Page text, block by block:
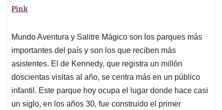
Pink
Mundo Aventura y Salitre Mágico son los parques más
importantes del país y son los que reciben más
asistentes. El de Kennedy, que registra un millón
doscientas visitas al año, se centra más en un público
infantil. Este parque hoy ocupa el lugar donde hace casi
un siglo, en los años 30, fue construido el primer